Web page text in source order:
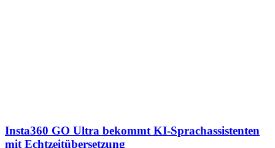
Insta360 GO Ultra bekommt KI-Sprachassistenten
mit Echtzeitübersetzung